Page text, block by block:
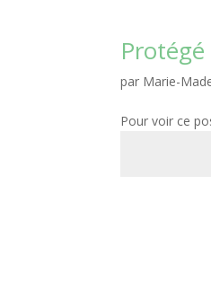
par Marie-
Pour voir ce